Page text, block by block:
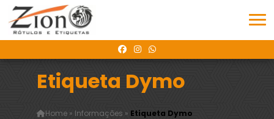
Etiqueta Dymo
Home» Informações » Etiqueta Dymo